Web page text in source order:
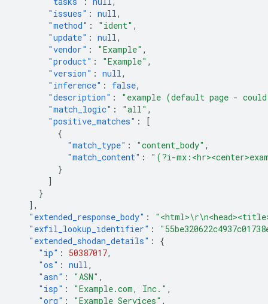
"issues" : null,
"method" : "ident" ,
"update" : null,
"vendor" : "Example" ,
"product" : "Example" ,
"version" : null,
"inference" : false,
"description" :
"example (default page -
"match_logic" : "all" ,
"positive_matches" :
[
{
"match_type" : "content_body" ,
"match_content" :
"(?i-
}
]
}
],
"extended_response_body" :
"exfil_lookup_identifier" :
"extended_shodan_details" :
{
"ip" : 50387017,
"os" : null,
"asn" : "ASN" ,
"isp" : "Example.com, Inc." ,
"org" : "Example Services" ,